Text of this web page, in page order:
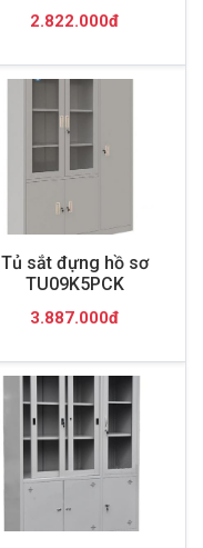
2.822.000đ
Tủ sắt đựng hồ sơ
TU09K5PCK
3.887.000đ